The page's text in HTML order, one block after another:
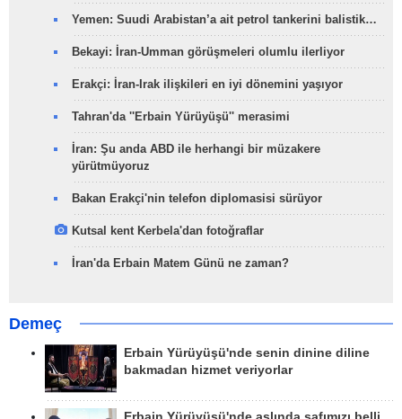
Yemen: Suudi Arabistan’a ait petrol tankerini balistik…
Bekayi: İran-Umman görüşmeleri olumlu ilerliyor
Erakçi: İran-Irak ilişkileri en iyi dönemini yaşıyor
Tahran'da ''Erbain Yürüyüşü'' merasimi
İran: Şu anda ABD ile herhangi bir müzakere
yürütmüyoruz
Bakan Erakçi'nin telefon diplomasisi sürüyor
Kutsal kent Kerbela'dan fotoğraflar
İran'da Erbain Matem Günü ne zaman?
Demeç
Erbain Yürüyüşü'nde senin dinine diline
bakmadan hizmet veriyorlar